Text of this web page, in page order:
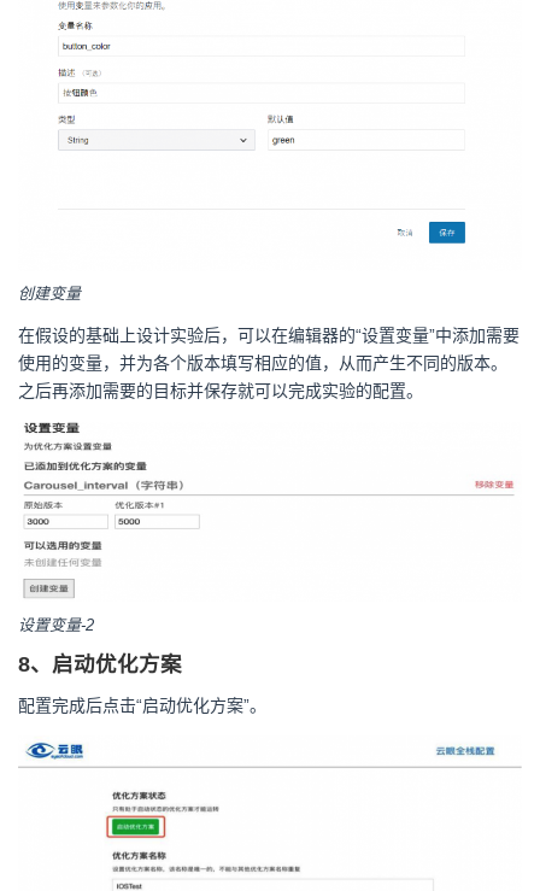
创建变量
在假设的基础上设计实验后，可以在编辑器的“设置变量”中添加需要
使用的变量，并为各个版本填写相应的值，从而产生不同的版本。
之后再添加需要的目标并保存就可以完成实验的配置。
设置变量-2
8、启动优化方案
配置完成后点击“启动优化方案”。